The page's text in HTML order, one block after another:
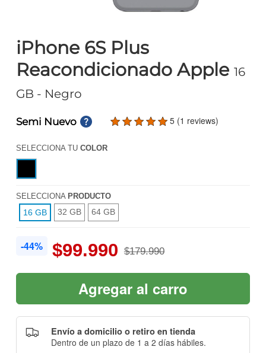
iPhone 6S Plus
Reacondicionado Apple 16
GB - Negro
Semi Nuevo 5 (1 reviews)
SELECCIONA TU COLOR
SELECCIONA PRODUCTO
16 GB 32 GB 64 GB
-44% $99.990 $179.990
Agregar al carro
Envío a domicilio o retiro en tienda
Dentro de un plazo de 1 a 2 días hábiles.